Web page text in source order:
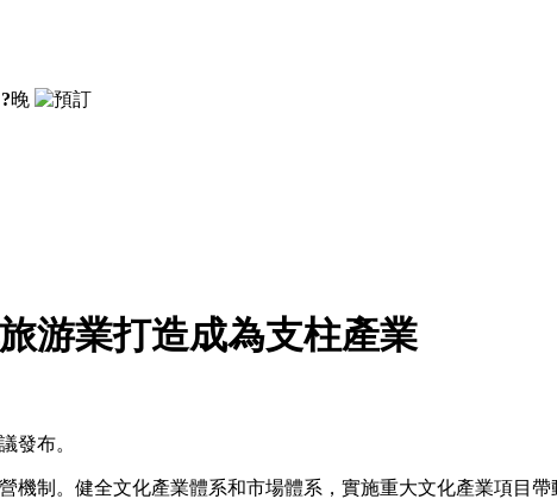
?晚
游業打造成為支柱產業
發布。
制。健全文化產業體系和市場體系，實施重大文化產業項目